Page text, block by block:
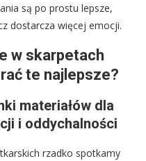
są po prostu lepsze,
dostarcza więcej emocji.
w skarpetach
te najlepsze?
materiałów dla
i oddychalności
rzadko spotkamy